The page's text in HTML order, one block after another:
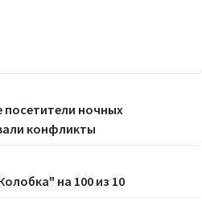
посетители ночных
конфликты
на 100 из 10